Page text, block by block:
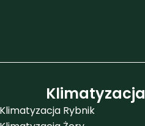
Klimatyzacja
Klimatyzacja Rybnik